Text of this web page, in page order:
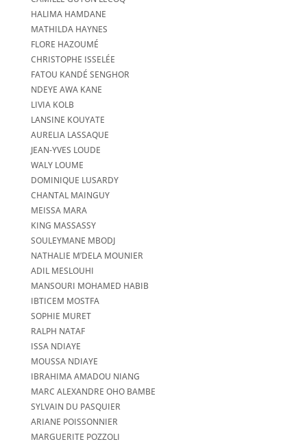
HALIMA HAMDANE
MATHILDA HAYNES
FLORE HAZOUMÉ
CHRISTOPHE ISSELÉE
FATOU KANDÉ SENGHOR
NDEYE AWA KANE
LIVIA KOLB
LANSINE KOUYATE
AURELIA LASSAQUE
JEAN-YVES LOUDE
WALY LOUME
DOMINIQUE LUSARDY
CHANTAL MAINGUY
MEISSA MARA
KING MASSASSY
SOULEYMANE MBODJ
NATHALIE M’DELA MOUNIER
ADIL MESLOUHI
MANSOURI MOHAMED HABIB
IBTICEM MOSTFA
SOPHIE MURET
RALPH NATAF
ISSA NDIAYE
MOUSSA NDIAYE
IBRAHIMA AMADOU NIANG
MARC ALEXANDRE OHO BAMBE
SYLVAIN DU PASQUIER
ARIANE POISSONNIER
MARGUERITE POZZOLI